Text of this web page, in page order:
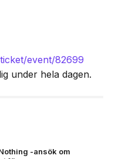
event/82699
under hela dagen.
-ansök om